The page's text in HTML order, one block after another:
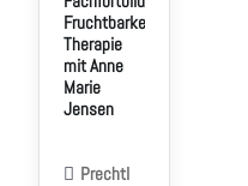
Fruchtbarkeitsfördernde
Therapie
mit Anne
Marie
Jensen
Prechtl